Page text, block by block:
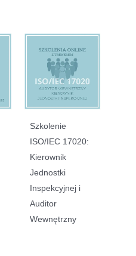
Szkolenie
ISO/IEC 17020:
Kierownik
Jednostki
Inspekcyjnej i
Auditor
Wewnętrzny